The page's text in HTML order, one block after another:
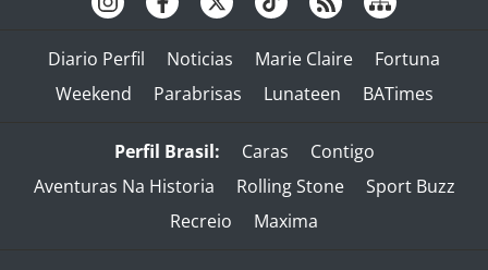
Diario Perfil Noticias Marie Claire
Fortuna
Weekend
Parabrisas Lunateen BATimes
Perfil Brasil: Caras
Contigo
Aventuras Na Historia
Rolling Stone
Sport Buzz
Recreio
Maxima